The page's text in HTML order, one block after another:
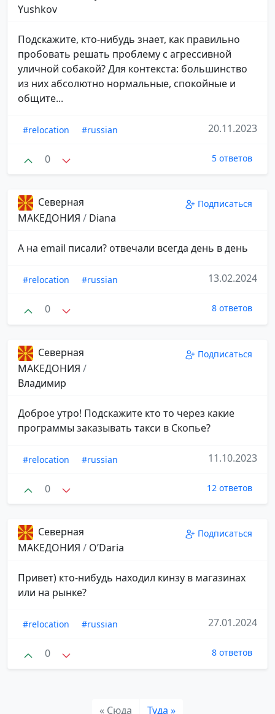
Yushkov
Подскажите, кто-нибудь знает, как правильно
пробовать решать проблему с агрессивной
уличной собакой? Для контекста: большинство
из них абсолютно нормальные, спокойные и
общите...
#relocation #russian 20.11.2023
0 5 ответов
Северная
МАКЕДОНИЯ / Diana
Подписаться
А на email писали? отвечали всегда день в день
#relocation #russian 13.02.2024
0 8 ответов
Северная
МАКЕДОНИЯ /
Владимир
Подписаться
Доброе утро! Подскажите кто то через какие
программы заказывать такси в Скопье?
#relocation #russian 11.10.2023
0 12 ответов
Северная
МАКЕДОНИЯ / O’Daria
Подписаться
Привет) кто-нибудь находил кинзу в магазинах
или на рынке?
#relocation #russian 27.01.2024
0 8 ответов
« Сюда Туда »